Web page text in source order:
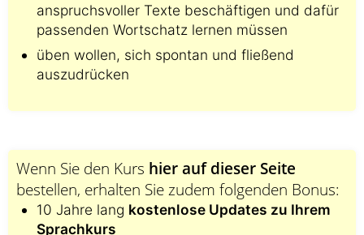
anspruchsvoller Texte beschäftigen und dafür
passenden Wortschatz lernen müssen
üben wollen, sich spontan und fließend
auszudrücken
Wenn Sie den Kurs hier auf dieser Seite
bestellen, erhalten Sie zudem folgenden Bonus:
10 Jahre lang kostenlose Updates zu Ihrem
Sprachkurs